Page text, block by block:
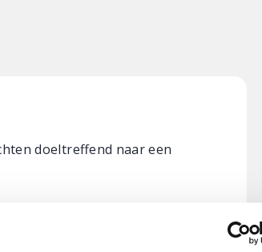
doeltreffend naar een